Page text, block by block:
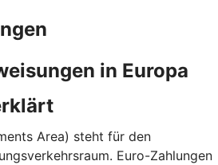
in Europa
Area) steht für den
Euro-Zahlungen